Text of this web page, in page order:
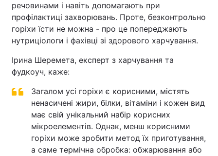
речовинами і навіть допомагають при
профілактиці захворювань. Проте, безконтрольно
горіхи їсти не можна - про це попереджають
нутриціологи і фахівці зі здорового харчування.
Ірина Шеремета, експерт з харчування та
фудкоуч, каже:
Загалом усі горіхи є корисними, містять
ненасичені жири, білки, вітаміни і кожен вид
має свій унікальний набір корисних
мікроелементів. Однак, менш корисними
горіхи може зробити метод їх приготування,
а саме термічна обробка: обжарювання або